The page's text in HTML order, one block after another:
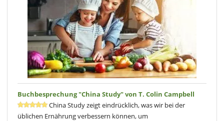
Buchbesprechung "China Study" von T. Colin Campbell
China Study zeigt eindrücklich, was wir bei der
üblichen Ernährung verbessern können, um